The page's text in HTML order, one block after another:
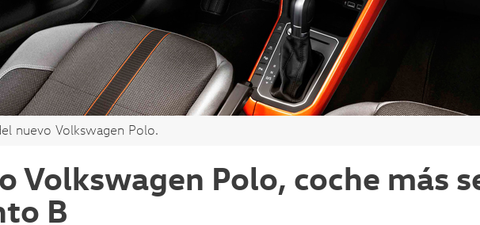
nuevo Volkswagen Polo.
Volkswagen Polo, coche más
B